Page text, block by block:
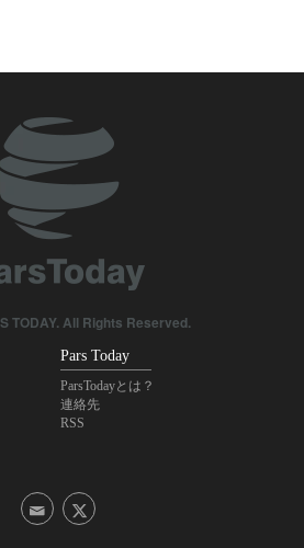
前に麻痺状態
イランは戦争で優勢」
TODAY. All Rights Reserved.
Pars Today
ParsTodayとは？
連絡先
RSS